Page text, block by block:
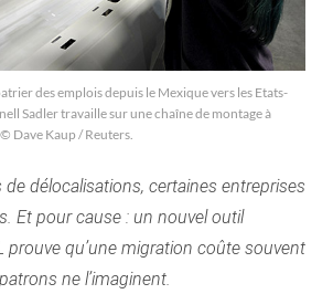
des emplois depuis le Mexique vers les Etats-
Sadler travaille sur une chaîne de montage à
Dave Kaup / Reuters.
délocalisations, certaines entreprises
Et pour cause : un nouvel outil
prouve qu’une migration coûte souvent
ne l’imaginent.